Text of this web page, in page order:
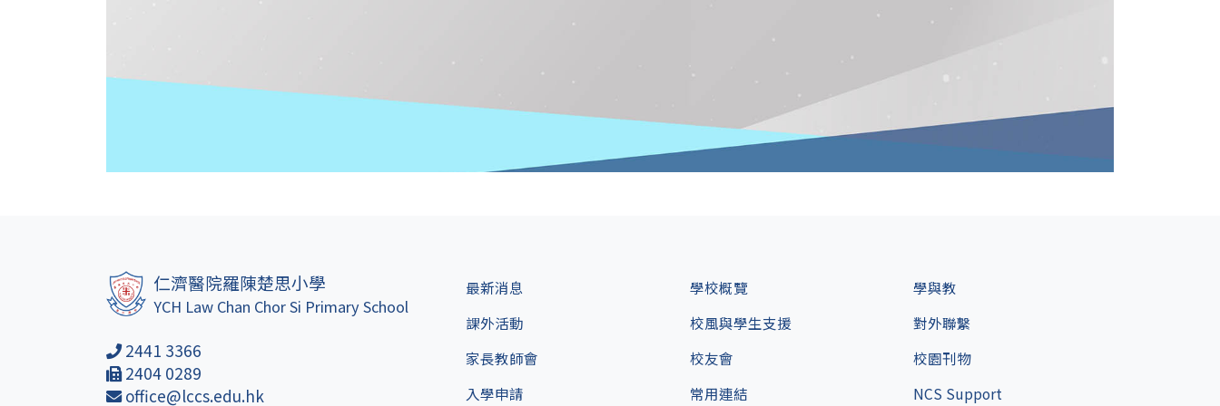
仁濟醫院羅陳楚思小學
YCH Law Chan Chor Si Primary School
2441 3366
2404 0289
office@lccs.edu.hk
最新消息 學校概覽
學與教
課外活動
校風與學生支援
對外聯繫
家長教師會
校友會
校園刊物
入學申請
常用連結 NCS Support